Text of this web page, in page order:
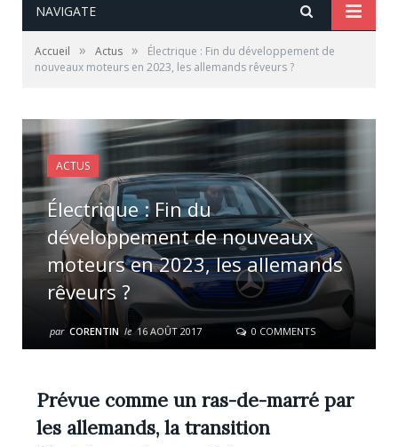
NAVIGATE
Accueil » Actus »
Électrique : Fin du développement de
nouveaux moteurs en 2023, les allemands rêveurs ?
ACTUS
Électrique : Fin du
développement de nouveaux
moteurs en 2023, les allemands
rêveurs ?
par CORENTIN le 16 AOÛT 2017 0 COMMENTS
Prévue comme un ras-de-marré par
les allemands, la transition